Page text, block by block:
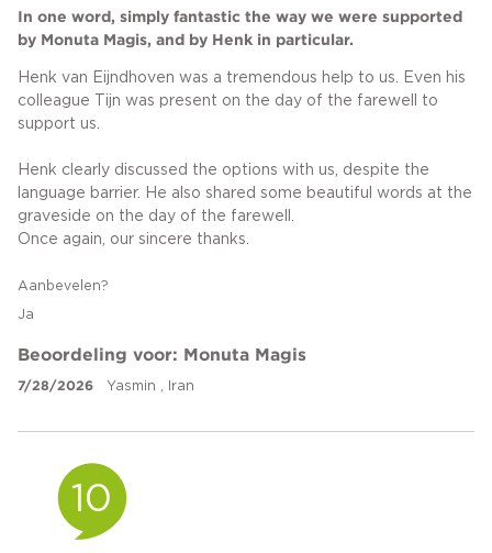
In one word, simply fantastic the way we were supported
by Monuta Magis, and by Henk in particular.
Henk van Eijndhoven was a tremendous help to us. Even his
colleague Tijn was present on the day of the farewell to
support us.
Henk clearly discussed the options with us, despite the
language barrier. He also shared some beautiful words at the
graveside on the day of the farewell.
Once again, our sincere thanks.
Aanbevelen?
Ja
Beoordeling voor: Monuta Magis
7/28/2026 Yasmin , Iran
10